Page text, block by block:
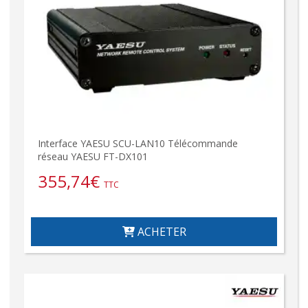
Interface YAESU SCU-LAN10 Télécommande
réseau YAESU FT-DX101
355,74€ TTC
ACHETER